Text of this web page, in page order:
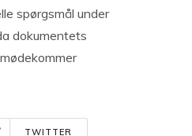
spørgsmål under
dokumentets
TWITTER